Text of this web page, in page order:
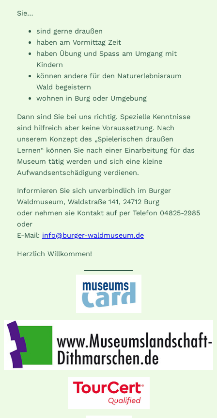
Sie…
sind gerne draußen
haben am Vormittag Zeit
haben Übung und Spass am Umgang mit
Kindern
können andere für den Naturerlebnisraum
Wald begeistern
wohnen in Burg oder Umgebung
Dann sind Sie bei uns richtig. Spezielle Kenntnisse
sind hilfreich aber keine Voraussetzung. Nach
unserem Konzept des „Spielerischen draußen
Lernen“ können Sie nach einer Einarbeitung für das
Museum tätig werden und sich eine kleine
Aufwandsentschädigung verdienen.
Informieren Sie sich unverbindlich im Burger
Waldmuseum, Waldstraße 141, 24712 Burg
oder nehmen sie Kontakt auf per Telefon 04825-2985
oder
E-Mail: info@burger-waldmuseum.de
Herzlich Willkommen!